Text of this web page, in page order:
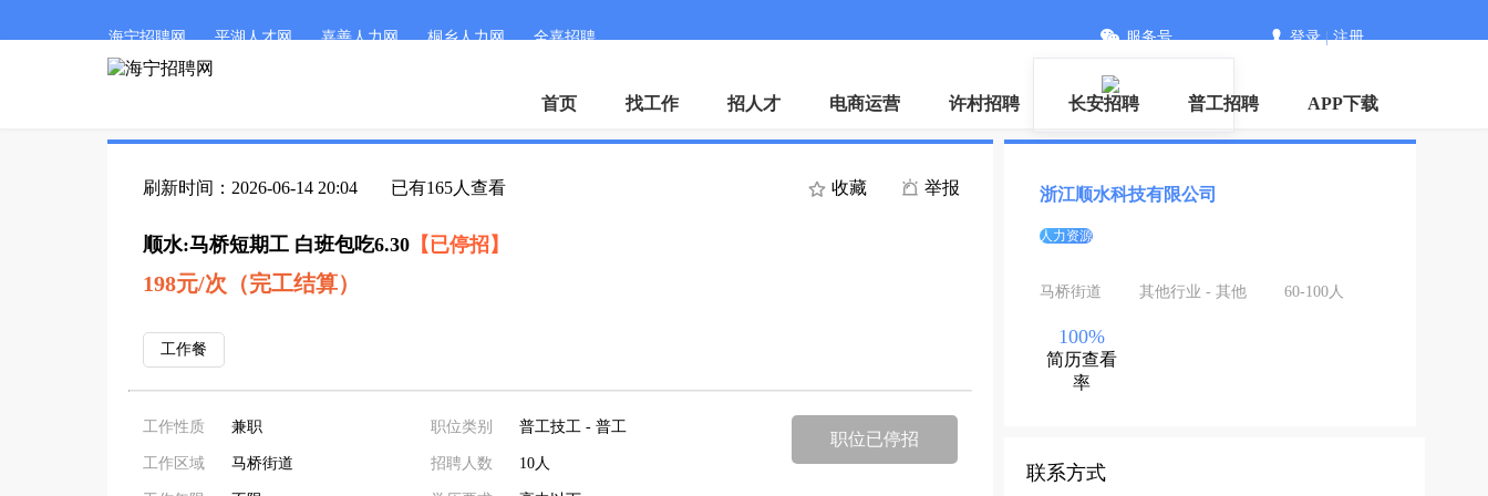
海宁招聘网 平湖人才网 嘉善人力网 桐乡人力网 全嘉招聘
手机客户端 微信
服务号 登录|注册
首页 找工作 招人才 电商运营 许村招聘 长安招聘 普工招聘 APP下载
刷新时间：2026-06-14 20:04 已有165人查看 收藏 举报
顺水:马桥短期工 白班包吃6.30 【已停招】
198元/次（完工结算）
工作餐
工作性质 兼职
工作区域 马桥街道
职位类别 普工技工 - 普工
招聘人数 10人
职位已停招
浙江顺水科技有限公司
人力资源
马桥街道 其他行业 - 其他 60-100人
100%
简历查看
率
联系方式